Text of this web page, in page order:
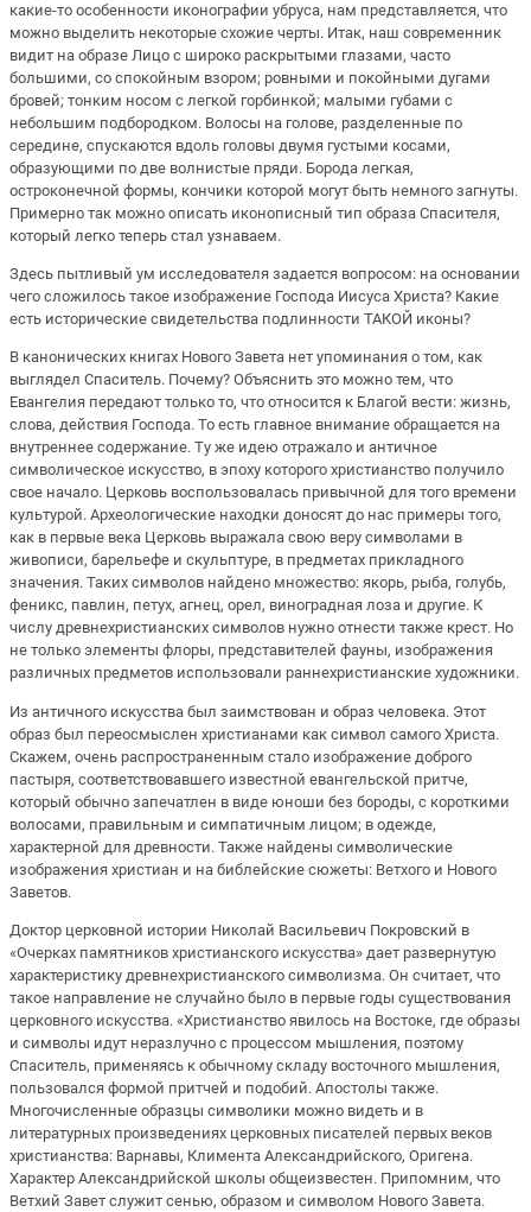
какие-то особенности иконографии убруса, нам представляется, что
можно выделить некоторые схожие черты. Итак, наш современник
видит на образе Лицо с широко раскрытыми глазами, часто
большими, со спокойным взором; ровными и покойными дугами
бровей; тонким носом с легкой горбинкой; малыми губами с
небольшим подбородком. Волосы на голове, разделенные по
середине, спускаются вдоль головы двумя густыми косами,
образующими по две волнистые пряди. Борода легкая,
остроконечной формы, кончики которой могут быть немного загнуты.
Примерно так можно описать иконописный тип образа Спасителя,
который легко теперь стал узнаваем.
Здесь пытливый ум исследователя задается вопросом: на основании
чего сложилось такое изображение Господа Иисуса Христа? Какие
есть исторические свидетельства подлинности ТАКОЙ иконы?
В канонических книгах Нового Завета нет упоминания о том, как
выглядел Спаситель. Почему? Объяснить это можно тем, что
Евангелия передают только то, что относится к Благой вести: жизнь,
слова, действия Господа. То есть главное внимание обращается на
внутреннее содержание. Ту же идею отражало и античное
символическое искусство, в эпоху которого христианство получило
свое начало. Церковь воспользовалась привычной для того времени
культурой. Археологические находки доносят до нас примеры того,
как в первые века Церковь выражала свою веру символами в
живописи, барельефе и скульптуре, в предметах прикладного
значения. Таких символов найдено множество: якорь, рыба, голубь,
феникс, павлин, петух, агнец, орел, виноградная лоза и другие. К
числу древнехристианских символов нужно отнести также крест. Но
не только элементы флоры, представителей фауны, изображения
различных предметов использовали раннехристианские художники.
Из античного искусства был заимствован и образ человека. Этот
образ был переосмыслен христианами как символ самого Христа.
Скажем, очень распространенным стало изображение доброго
пастыря, соответствовавшего известной евангельской притче,
который обычно запечатлен в виде юноши без бороды, с короткими
волосами, правильным и симпатичным лицом; в одежде,
характерной для древности. Также найдены символические
изображения христиан и на библейские сюжеты: Ветхого и Нового
Заветов.
Доктор церковной истории Николай Васильевич Покровский в
«Очерках памятников христианского искусства» дает развернутую
характеристику древнехристианского символизма. Он считает, что
такое направление не случайно было в первые годы существования
церковного искусства. «Христианство явилось на Востоке, где образы
и символы идут неразлучно с процессом мышления, поэтому
Спаситель, применяясь к обычному складу восточного мышления,
пользовался формой притчей и подобий. Апостолы также.
Многочисленные образцы символики можно видеть и в
литературных произведениях церковных писателей первых веков
христианства: Варнавы, Климента Александрийского, Оригена.
Характер Александрийской школы общеизвестен. Припомним, что
Ветхий Завет служит сенью, образом и символом Нового Завета.